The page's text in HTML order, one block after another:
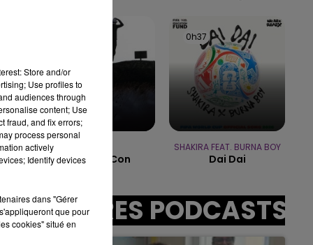
LA RADIO POP
Jeune Et Con
0h37
0h37
SHAKIRA FEAT. BURNA BOY
Dai Dai
AUTRES PODCASTS
Store and/or
Use profiles to
audiences through
content; Use
fraud, and fix errors;
process personal
actively
Identify devices
dans "Gérer
que pour
cookies" situé en